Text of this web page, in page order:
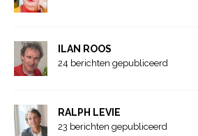
ILAN ROOS
24 berichten gepubliceerd
RALPH LEVIE
23 berichten gepubliceerd